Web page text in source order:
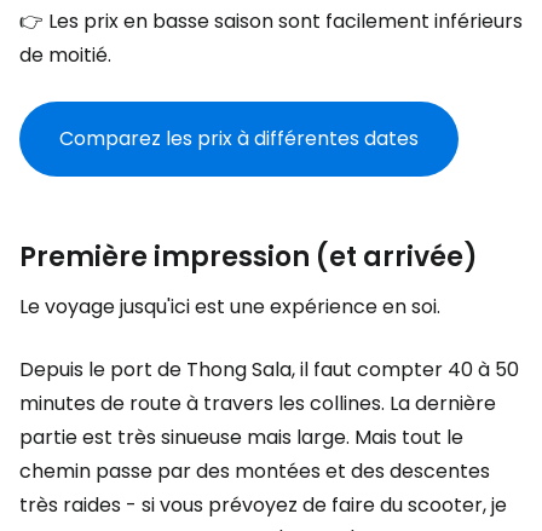
👉 Les prix en basse saison sont facilement inférieurs
de moitié.
Comparez les prix à différentes dates
Première impression (et arrivée)
Le voyage jusqu'ici est une expérience en soi.
Depuis le port de Thong Sala, il faut compter 40 à 50
minutes de route à travers les collines. La dernière
partie est très sinueuse mais large. Mais tout le
chemin passe par des montées et des descentes
très raides - si vous prévoyez de faire du scooter, je